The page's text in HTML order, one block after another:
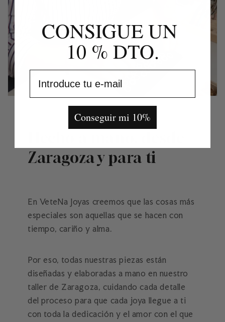
Zaragoza y para ti
En VeteNa Joyas creemos que las cosas más
especiales son aquellas que se hacen con
tiempo, cariño y alma.
Por eso, todas nuestras piezas están
diseñadas y elaboradas a mano en nuestro
taller de Zaragoza, cuidando cada detalle
del proceso para que cada joya llegue a ti
con toda la dedicación y el amor con el que
CONSIGUE UN
10 % DTO.
Conseguir mi 10%